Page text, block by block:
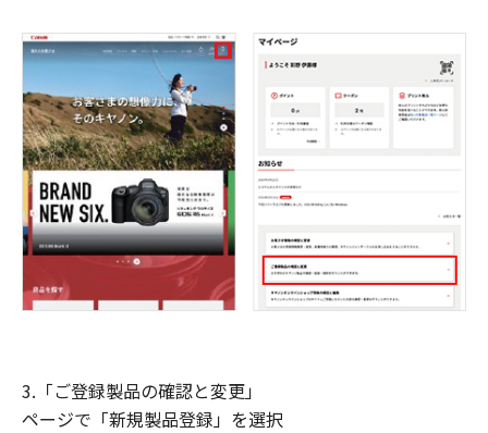
3.「ご登録製品の確認と変更」
ページで「新規製品登録」を選択